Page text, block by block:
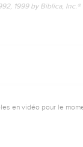
1999 by Biblica,
en vidéo pour le